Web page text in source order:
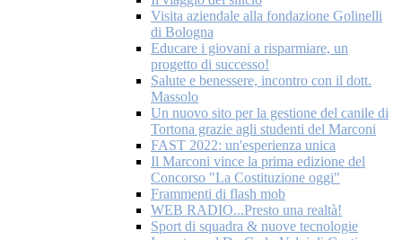
Visita aziendale alla fondazione Golinelli
di Bologna
Educare i giovani a risparmiare, un
progetto di successo!
Salute e benessere, incontro con il dott.
Massolo
Un nuovo sito per la gestione del canile di
Tortona grazie agli studenti del Marconi
FAST 2022: un'esperienza unica
Il Marconi vince la prima edizione del
Concorso "La Costituzione oggi"
Frammenti di flash mob
WEB RADIO...Presto una realtà!
Sport di squadra & nuove tecnologie